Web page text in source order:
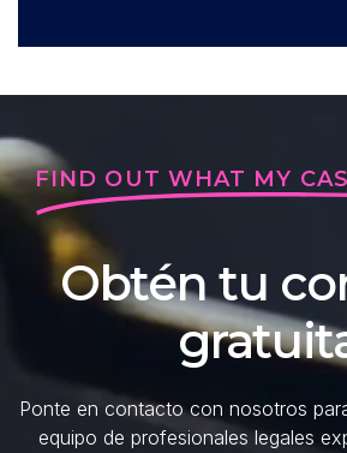
FIND OUT WHAT MY
Obtén tu
Ponte en contacto con nosotros
equipo de profesionales legales